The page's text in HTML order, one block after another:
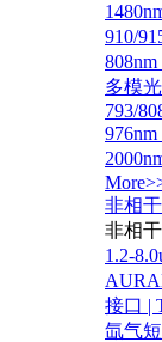
910/
多模
793/
非相
非相
1.2-
接口 |
氙气